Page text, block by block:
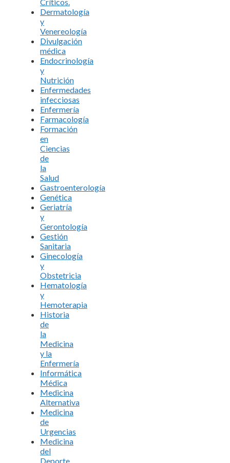
Dermatología
y
Venereología
Divulgación
médica
Endocrinología
y
Nutrición
Enfermedades
infecciosas
Enfermería
Farmacología
Formación
en
Ciencias
de
la
Salud
Gastroenterología
Genética
Geriatría
y
Gerontología
Gestión
Sanitaria
Ginecología
y
Obstetricia
Hematología
y
Hemoterapia
Historia
de
la
Medicina
y la
Enfermería
Informática
Médica
Medicina
Alternativa
Medicina
de
Urgencias
Medicina
del
Deporte